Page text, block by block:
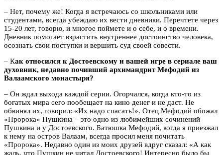
– Нет, почему же! Когда я встречаюсь со школьниками или
студентами, всегда убеждаю их вести дневники. Перечтете через
15-20 лет, говорю, и многое поймете и о себе, и о времени.
Дневник помогает взрастить внутреннее достоинство человека,
осознать свои поступки и вершить суд своей совести.
– Как относился к Достоевскому и вашей игре в сериале ваш
духовник, недавно почивший архимандрит Мефодий из
Валаамского монастыря?
– Он ждал выхода каждой серии. Огорчался, когда кто-то из
богатых мира сего пообещает на кино денег и не даст. Не
обвинял их, говорил: «Их надо спасать!». Отец Мефодий обожал
«Пророка» Пушкина – это одно из любимейших сочинений
Пушкина и у Достоевского. Батюшка Мефодий, когда я приезжал
к нему на остров Валаам, всегда просил меня почитать
«Пророка». Недавно один из моих друзей вдруг сказал: «А как
жаль, что Пушкин не читал Достоевского! Интересно было бы